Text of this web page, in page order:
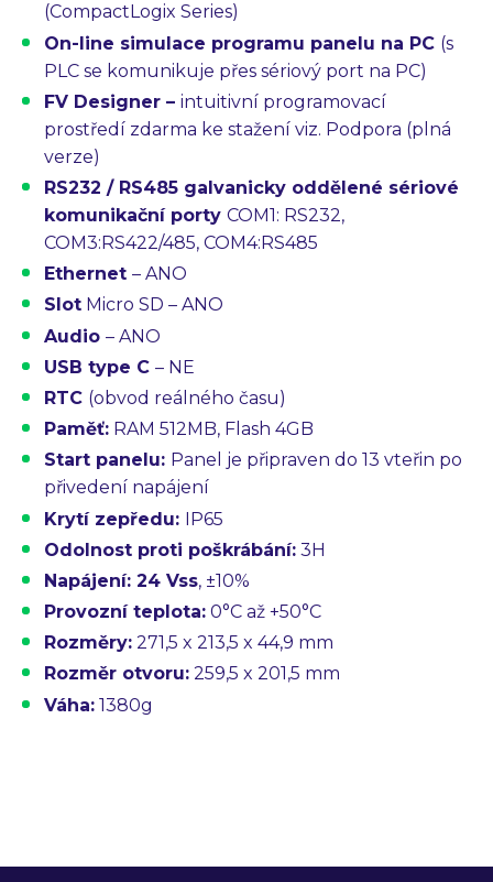
(CompactLogix Series)
On-line simulace programu panelu na PC (s
PLC se komunikuje přes sériový port na PC)
FV Designer – intuitivní programovací
prostředí zdarma ke stažení viz. Podpora (plná
verze)
RS232 / RS485 galvanicky oddělené sériové
komunikační porty COM1: RS232,
COM3:RS422/485, COM4:RS485
Ethernet – ANO
Slot Micro SD – ANO
Audio – ANO
USB type C – NE
RTC (obvod reálného času)
Paměť: RAM 512MB, Flash 4GB
Start panelu: Panel je připraven do 13 vteřin po
přivedení napájení
Krytí zepředu: IP65
Odolnost proti poškrábání: 3H
Napájení: 24 Vss, ±10%
Provozní teplota: 0°C až +50°C
Rozměry: 271,5 x 213,5 x 44,9 mm
Rozměr otvoru: 259,5 x 201,5 mm
Váha: 1380g